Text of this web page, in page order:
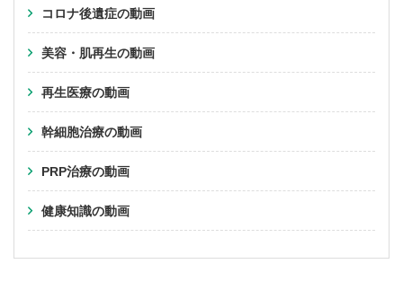
コロナ後遺症の動画
美容・肌再生の動画
再生医療の動画
幹細胞治療の動画
PRP治療の動画
健康知識の動画